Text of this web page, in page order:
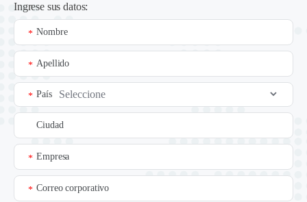
Ingrese sus datos:
Nombre
*
Apellido
*
País
*
Ciudad
Empresa
*
Correo corporativo
*